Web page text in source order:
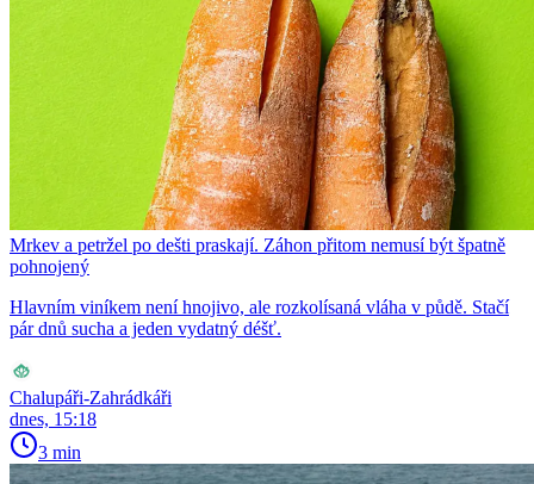
Mrkev a petržel po dešti praskají. Záhon přitom nemusí být špatně
pohnojený
Hlavním viníkem není hnojivo, ale rozkolísaná vláha v půdě. Stačí
pár dnů sucha a jeden vydatný déšť.
Chalupáři-Zahrádkáři
dnes, 15:18
3 min